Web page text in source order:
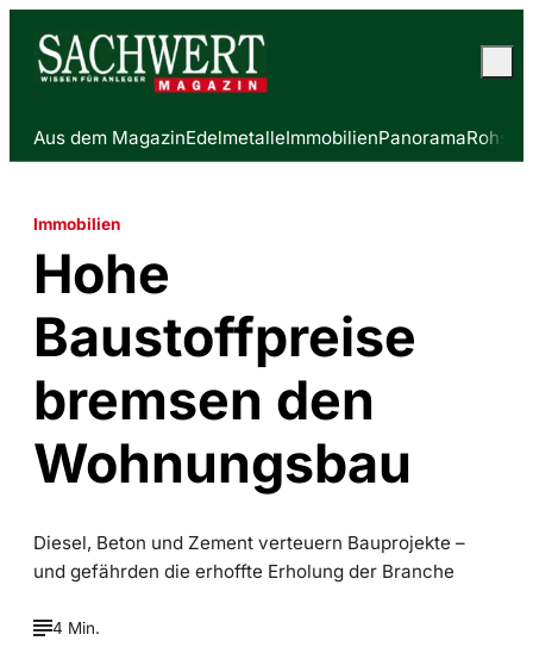
Aus dem MagazinEdelmetalleImmobilienPanorama
Immobilien
Hohe
Baustoffpreise
bremsen den
Wohnungsbau
Diesel, Beton und Zement verteuern Bauprojekte –
und gefährden die erhoffte Erholung der Branche
4 Min.